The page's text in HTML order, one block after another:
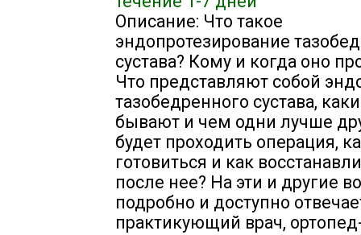
Описание: Что такое
эндопротезирование
сустава? Кому и когда оно
Что представляют собой
тазобедренного сустава,
бывают и чем одни лучше
будет проходить операция,
готовиться и как
после нее? На эти и другие
подробно и доступно
практикующий врач,